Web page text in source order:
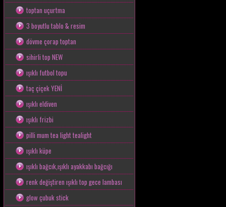
toptan uçurtma
3 boyutlu tablo & resim
dövme çorap toptan
sihirli top NEW
ışıklı futbol topu
taç çiçek YENİ
ışıklı eldiven
ışıklı frizbi
pilli mum tea light tealight
ışıklı küpe
ışıklı bağcık,ışıklı ayakkabı bağcığı
renk değiştiren ışıklı top gece lambası
glow çubuk stick